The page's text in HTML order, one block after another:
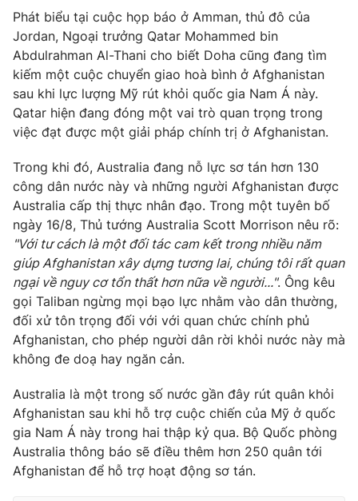
Cơ quan báo chí:
Giấy phép hoạt động báo in và báo điện tử số 483/GP-BTTTT
cấp ngày 29/12/2023
Tổng Biên tập:Vũ Thanh Thủy
Phó Tổng Biên tập: Nguyễn Thị Mỹ Hạnh, Phạm Quốc Thắng,
Nguyễn Trọng Ninh
Tổng đài VTV:024.38 355 931 - 024.38 355 932
Email:toasoan@vtv.vn
Liên hệ quảng cáo:
024-7300.7108
® Cấm sao chép dưới mọi hình thức nếu không có sự chấp
thuận bằng văn bản. Ghi rõ nguồn VTV.vn khi phát hành lại
thông tin từ website này.
Phát biểu tại cuộc họp báo ở Amman, thủ đô của
Jordan, Ngoại trưởng Qatar Mohammed bin
Abdulrahman Al-Thani cho biết Doha cũng đang tìm
kiếm một cuộc chuyển giao hoà bình ở Afghanistan
sau khi lực lượng Mỹ rút khỏi quốc gia Nam Á này.
Qatar hiện đang đóng một vai trò quan trọng trong
việc đạt được một giải pháp chính trị ở Afghanistan.
Trong khi đó, Australia đang nỗ lực sơ tán hơn 130
công dân nước này và những người Afghanistan được
Australia cấp thị thực nhân đạo. Trong một tuyên bố
ngày 16/8, Thủ tướng Australia Scott Morrison nêu rõ:
"Với tư cách là một đối tác cam kết trong nhiều năm
giúp Afghanistan xây dựng tương lai, chúng tôi rất quan
ngại về nguy cơ tổn thất hơn nữa về người...". Ông kêu
gọi Taliban ngừng mọi bạo lực nhằm vào dân thường,
đối xử tôn trọng đối với với quan chức chính phủ
Afghanistan, cho phép người dân rời khỏi nước này mà
không đe doạ hay ngăn cản.
Australia là một trong số nước gần đây rút quân khỏi
Afghanistan sau khi hỗ trợ cuộc chiến của Mỹ ở quốc
gia Nam Á này trong hai thập kỷ qua. Bộ Quốc phòng
Australia thông báo sẽ điều thêm hơn 250 quân tới
Afghanistan để hỗ trợ hoạt động sơ tán.